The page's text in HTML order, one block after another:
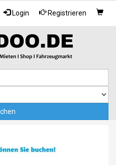
Login Registrieren